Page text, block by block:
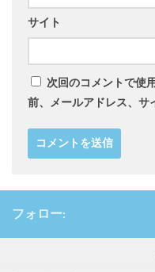
サイト
次回のコメントで使
前、メールアドレス、サ
フォロー: